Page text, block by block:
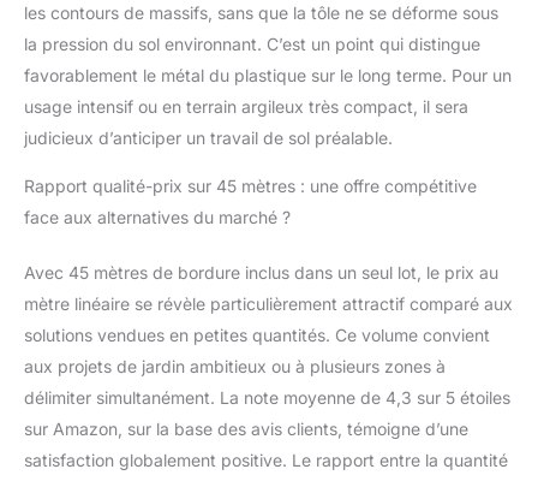
obtenir des lignes
ondulées stables grâce
d'emboîtement. Vous
pouvez délimiter
n'importe quelle forme,
carrée ou ronde.
Adaptez la bordure de
jardin. Grâce au
système
d'emboîtement, la
stabilité est garantie
même pour des formes
les contours de massifs, sans que la tôle ne se déforme sous
la pression du sol environnant. C’est un point qui distingue
favorablement le métal du plastique sur le long terme. Pour un
usage intensif ou en terrain argileux très compact, il sera
judicieux d’anticiper un travail de sol préalable.
Rapport qualité-prix sur 45 mètres : une offre compétitive
face aux alternatives du marché ?
Avec 45 mètres de bordure inclus dans un seul lot, le prix au
mètre linéaire se révèle particulièrement attractif comparé aux
solutions vendues en petites quantités. Ce volume convient
aux projets de jardin ambitieux ou à plusieurs zones à
délimiter simultanément. La note moyenne de 4,3 sur 5 étoiles
sur Amazon, sur la base des avis clients, témoigne d’une
satisfaction globalement positive. Le rapport entre la quantité